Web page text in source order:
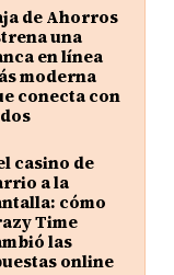
de Ahorros
una
en línea
moderna
conecta con
casino de
a la
cómo
Time
las
online